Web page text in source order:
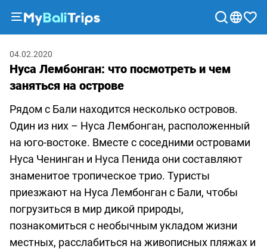
и
экскурсии
Блог
О
нас
Способы
оплаты
Партнерская
программа
Сотрудничество
с
турагентствами
Нуса Лембонган: что посмотреть и чем
заняться на острове
04.02.2020
Рядом с Бали находится несколько островов.
Один из них – Нуса Лембонган, расположенный
на юго-востоке. Вместе с соседними островами
Нуса Ченинган и Нуса Пенида они составляют
знаменитое тропическое трио. Туристы
приезжают на Нуса Лембонган с Бали, чтобы
погрузиться в мир дикой природы,
познакомиться с необычным укладом жизни
местных, расслабиться на живописных пляжах и